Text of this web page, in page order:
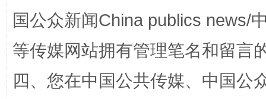
“蜀中异人”王建安的艺术幻境
国公众新闻China publics news/
等传媒网站拥有管理笔名和留言
四、您在中国公共传媒、中国公